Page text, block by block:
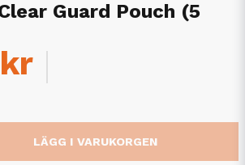
Guard Pouch (5
LÄGG I VARUKORGEN